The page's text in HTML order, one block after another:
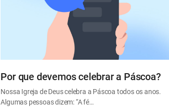
Por que devemos celebrar a Páscoa?
Nossa Igreja de Deus celebra a Páscoa todos os anos.
Algumas pessoas dizem: “A fé…